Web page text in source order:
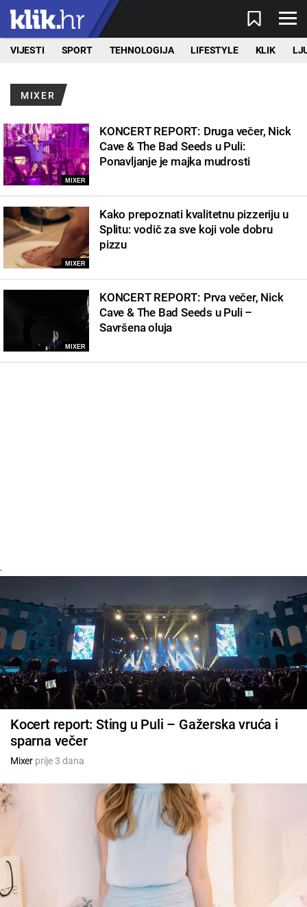
VIJESTI SPORT TEHNOLOGIJA LIFESTYLE KLIK
MIXER
MIXER
KONCERT REPORT: Druga večer, Nick
Cave & The Bad Seeds u Puli:
Ponavljanje je majka mudrosti
MIXER
Kako prepoznati kvalitetnu pizzeriju u
Splitu: vodič za sve koji vole dobru
pizzu
MIXER
KONCERT REPORT: Prva večer, Nick
Cave & The Bad Seeds u Puli –
Savršena oluja
-
Kocert report: Sting u Puli – Gažerska vruća i
sparna večer
Mixer prije 3 dana